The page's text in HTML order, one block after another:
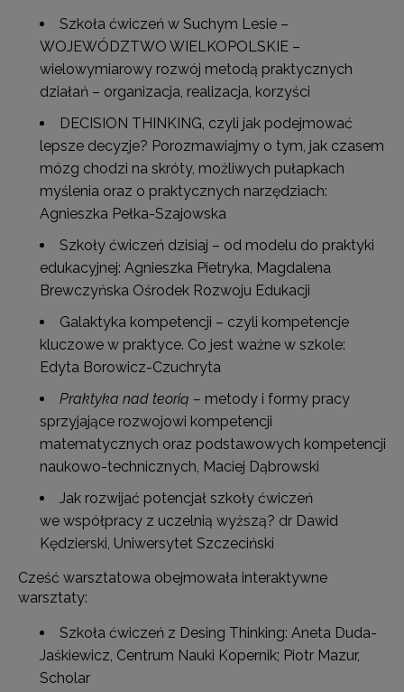
Szkoła ćwiczeń w Suchym Lesie –
WOJEWÓDZTWO WIELKOPOLSKIE –
wielowymiarowy rozwój metodą praktycznych
działań – organizacja, realizacja, korzyści
DECISION THINKING, czyli jak podejmować
lepsze decyzje? Porozmawiajmy o tym, jak czasem
mózg chodzi na skróty, możliwych pułapkach
myślenia oraz o praktycznych narzędziach:
Agnieszka Pełka-Szajowska
Szkoły ćwiczeń dzisiaj – od modelu do praktyki
edukacyjnej: Agnieszka Pietryka, Magdalena
Brewczyńska Ośrodek Rozwoju Edukacji
Galaktyka kompetencji – czyli kompetencje
kluczowe w praktyce. Co jest ważne w szkole:
Edyta Borowicz-Czuchryta
Praktyka nad teorią – metody i formy pracy
sprzyjające rozwojowi kompetencji
matematycznych oraz podstawowych kompetencji
naukowo-technicznych, Maciej Dąbrowski
Jak rozwijać potencjał szkoły ćwiczeń
we współpracy z uczelnią wyższą? dr Dawid
Kędzierski, Uniwersytet Szczeciński
Cześć warsztatowa obejmowała interaktywne
warsztaty:
Szkoła ćwiczeń z Desing Thinking: Aneta Duda-
Jaśkiewicz, Centrum Nauki Kopernik; Piotr Mazur,
Scholar